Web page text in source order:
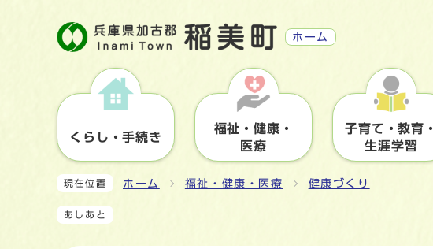
ホーム
くらし・手続き
福祉・健康・
医療
子育て・教育・
生涯学習
現在位置 ホーム 福祉・健康・医療 健康づくり
あしあと